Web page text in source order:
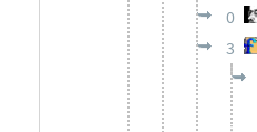
0
3